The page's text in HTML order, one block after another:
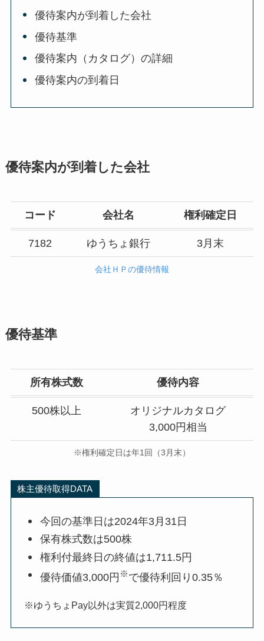
優待案内が到着した会社
優待基準
優待案内（カタログ）の詳細
優待案内の到着日
優待案内が到着した会社
コード 会社名 権利確定日
7182 ゆうちょ銀行 3月末
会社ＨＰの優待情報
優待基準
所有株式数 優待内容
500株以上
オリジナルカタログ
3,000円相当
※権利確定日は年1回（3月末）
株主優待取得DATA
今回の基準日は2024年3月31日
保有株式数は500株
権利付最終日の終値は1,711.5円
優待価値3,000円 ※で優待利回り0.35％
※ゆうちょPay以外は実質2,000円程度